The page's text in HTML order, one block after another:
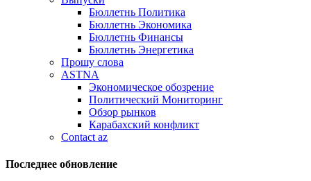
Бюллетнь Политика
Бюллетнь Экономика
Бюллетнь Финансы
Бюллетнь Энергетика
Прошу слова
ASTNA
Экономическое обозрение
Политический Мониторинг
Обзор рынков
Карабахский конфликт
Contact az
Последнее обновление